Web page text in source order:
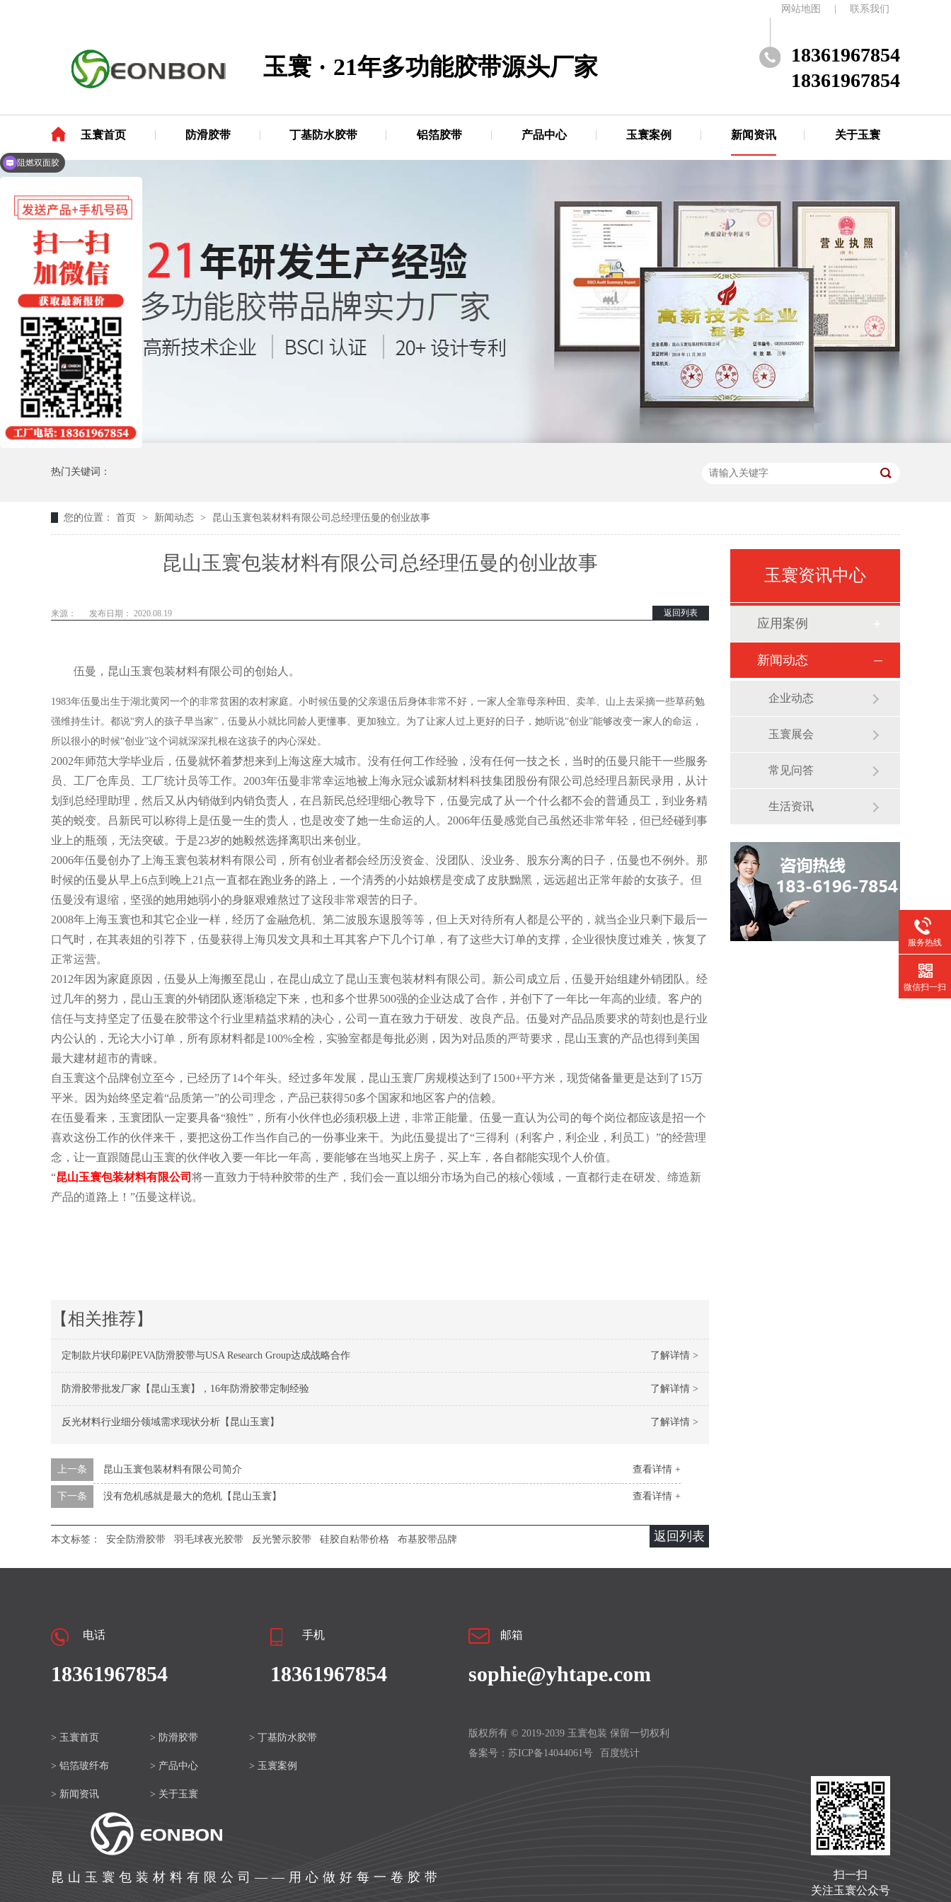
网站地图 联系我们
玉寰 · 21年多功能胶带源头厂家
18361967854
18361967854
玉寰首页 防滑胶带 丁基防水胶带 铝箔胶带 产品中心 玉寰案例 新闻资讯 关于玉寰
热门关键词：
您的位置： 首页 > 新闻动态 > 昆山玉寰包装材料有限公司总经理伍曼的创业故事
昆山玉寰包装材料有限公司总经理伍曼的创业故事
返回列表
来源： 发布日期： 2020.08.19
伍曼，昆山玉寰包装材料有限公司的创始人。
1983年伍曼出生于湖北黄冈一个的非常贫困的农村家庭。小时候伍曼的父亲退伍后身体非常不好，一家人全靠母亲种田、卖羊、山上去采摘一些草药勉
强维持生计。都说“穷人的孩子早当家”，伍曼从小就比同龄人更懂事、更加独立。为了让家人过上更好的日子，她听说“创业”能够改变一家人的命运，
所以很小的时候“创业”这个词就深深扎根在这孩子的内心深处。
2002年师范大学毕业后，伍曼就怀着梦想来到上海这座大城市。没有任何工作经验，没有任何一技之长，当时的伍曼只能干一些服务
员、工厂仓库员、工厂统计员等工作。2003年伍曼非常幸运地被上海永冠众诚新材料科技集团股份有限公司总经理吕新民录用，从计
划到总经理助理，然后又从内销做到内销负责人，在吕新民总经理细心教导下，伍曼完成了从一个什么都不会的普通员工，到业务精
英的蜕变。吕新民可以称得上是伍曼一生的贵人，也是改变了她一生命运的人。2006年伍曼感觉自己虽然还非常年轻，但已经碰到事
业上的瓶颈，无法突破。于是23岁的她毅然选择离职出来创业。
2006年伍曼创办了上海玉寰包装材料有限公司，所有创业者都会经历没资金、没团队、没业务、股东分离的日子，伍曼也不例外。那
时候的伍曼从早上6点到晚上21点一直都在跑业务的路上，一个清秀的小姑娘楞是变成了皮肤黝黑，远远超出正常年龄的女孩子。但
伍曼没有退缩，坚强的她用她弱小的身躯艰难熬过了这段非常艰苦的日子。
2008年上海玉寰也和其它企业一样，经历了金融危机、第二波股东退股等等，但上天对待所有人都是公平的，就当企业只剩下最后一
口气时，在其表姐的引荐下，伍曼获得上海贝发文具和土耳其客户下几个订单，有了这些大订单的支撑，企业很快度过难关，恢复了
正常运营。
2012年因为家庭原因，伍曼从上海搬至昆山，在昆山成立了昆山玉寰包装材料有限公司。新公司成立后，伍曼开始组建外销团队。经
过几年的努力，昆山玉寰的外销团队逐渐稳定下来，也和多个世界500强的企业达成了合作，并创下了一年比一年高的业绩。客户的
信任与支持坚定了伍曼在胶带这个行业里精益求精的决心，公司一直在致力于研发、改良产品。伍曼对产品品质要求的苛刻也是行业
内公认的，无论大小订单，所有原材料都是100%全检，实验室都是每批必测，因为对品质的严苛要求，昆山玉寰的产品也得到美国
最大建材超市的青睐。
自玉寰这个品牌创立至今，已经历了14个年头。经过多年发展，昆山玉寰厂房规模达到了1500+平方米，现货储备量更是达到了15万
平米。因为始终坚定着“品质第一”的公司理念，产品已获得50多个国家和地区客户的信赖。
在伍曼看来，玉寰团队一定要具备“狼性”，所有小伙伴也必须积极上进，非常正能量。伍曼一直认为公司的每个岗位都应该是招一个
喜欢这份工作的伙伴来干，要把这份工作当作自己的一份事业来干。为此伍曼提出了“三得利（利客户，利企业，利员工）”的经营理
念，让一直跟随昆山玉寰的伙伴收入要一年比一年高，要能够在当地买上房子，买上车，各自都能实现个人价值。
“昆山玉寰包装材料有限公司 将一直致力于特种胶带的生产，我们会一直以细分市场为自己的核心领域，一直都行走在研发、缔造新
产品的道路上！”伍曼这样说。
【相关推荐】
了解详情 >
定制款片状印刷PEVA防滑胶带与USA Research Group达成战略合作
了解详情 >
防滑胶带批发厂家【昆山玉寰】，16年防滑胶带定制经验
了解详情 >
反光材料行业细分领域需求现状分析【昆山玉寰】
查看详情 +
上一条 昆山玉寰包装材料有限公司简介
查看详情 +
下一条 没有危机感就是最大的危机【昆山玉寰】
返回列表
本文标签： 安全防滑胶带 羽毛球夜光胶带 反光警示胶带 硅胶自粘带价格 布基胶带品牌
玉寰资讯中心
应用案例
新闻动态
企业动态
玉寰展会
常见问答
生活资讯
电话
18361967854
手机
18361967854
邮箱
sophie@yhtape.com
> 玉寰首页 > 防滑胶带 > 丁基防水胶带
> 铝箔玻纤布 > 产品中心 > 玉寰案例
> 新闻资讯 > 关于玉寰
版权所有 © 2019-2039 玉寰包装 保留一切权利
备案号： 苏ICP备14044061号 百度统计
昆山玉寰包装材料有限公司——用心做好每一卷胶带
扫一扫
关注玉寰公众号
服务热线
微信扫一扫
阻燃双面胶